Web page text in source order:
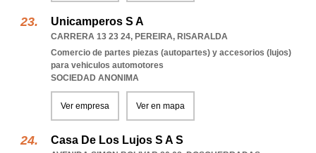
Unicamperos S A
CARRERA 13 23 24, PEREIRA, RISARALDA
Comercio de partes piezas (autopartes) y accesorios (lujos)
para vehiculos automotores
SOCIEDAD ANONIMA
Ver empresa Ver en mapa
Casa De Los Lujos S A S